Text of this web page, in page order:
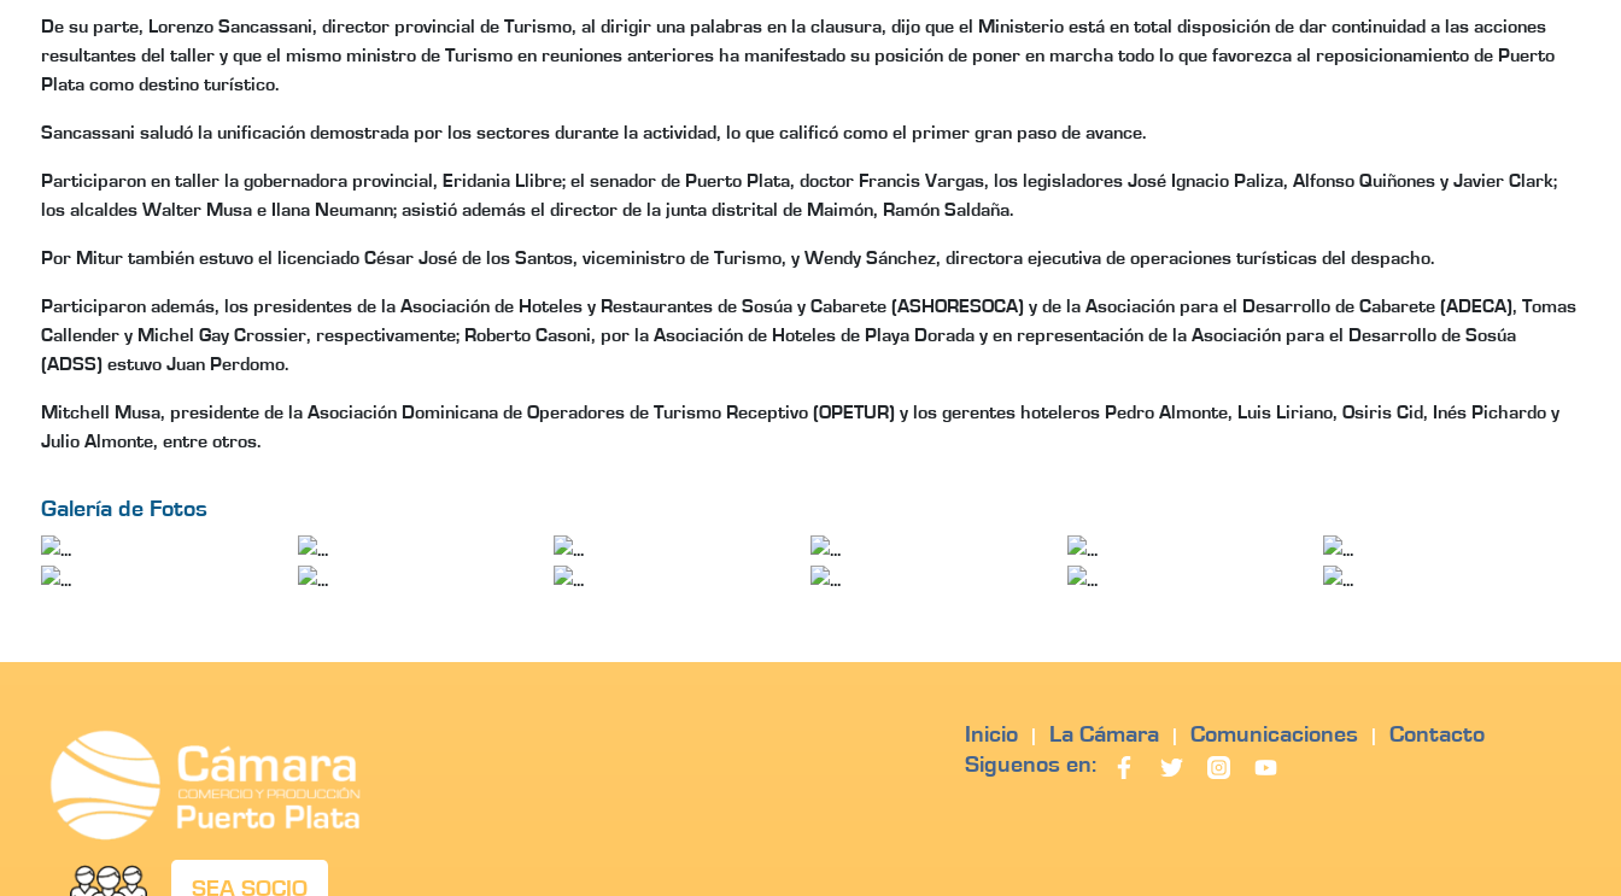
De su parte, Lorenzo Sancassani, director provincial de Turismo, al dirigir una palabras en la clausura, dijo que el Ministerio está en total disposición de dar continuidad a las acciones
resultantes del taller y que el mismo ministro de Turismo en reuniones anteriores ha manifestado su posición de poner en marcha todo lo que favorezca al reposicionamiento de Puerto
Plata como destino turístico.
Sancassani saludó la unificación demostrada por los sectores durante la actividad, lo que calificó como el primer gran paso de avance.
Participaron en taller la gobernadora provincial, Eridania Llibre; el senador de Puerto Plata, doctor Francis Vargas, los legisladores José Ignacio Paliza, Alfonso Quiñones y Javier Clark;
los alcaldes Walter Musa e Ilana Neumann; asistió además el director de la junta distrital de Maimón, Ramón Saldaña.
Por Mitur también estuvo el licenciado César José de los Santos, viceministro de Turismo, y Wendy Sánchez, directora ejecutiva de operaciones turísticas del despacho.
Participaron además, los presidentes de la Asociación de Hoteles y Restaurantes de Sosúa y Cabarete (ASHORESOCA) y de la Asociación para el Desarrollo de Cabarete (ADECA), Tomas
Callender y Michel Gay Crossier, respectivamente; Roberto Casoni, por la Asociación de Hoteles de Playa Dorada y en representación de la Asociación para el Desarrollo de Sosúa
(ADSS) estuvo Juan Perdomo.
Mitchell Musa, presidente de la Asociación Dominicana de Operadores de Turismo Receptivo (OPETUR) y los gerentes hoteleros Pedro Almonte, Luis Liriano, Osiris Cid, Inés Pichardo y
Julio Almonte, entre otros.
Galería de Fotos
SEA SOCIO
Inicio La Cámara Comunicaciones
Contacto
Siguenos en: